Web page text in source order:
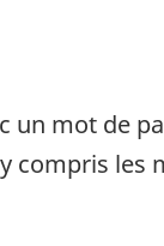
mot de
les